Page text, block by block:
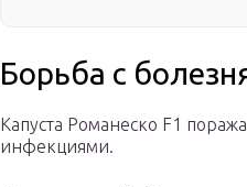
Борьба с
Капуста Романеско F1
инфекциями.